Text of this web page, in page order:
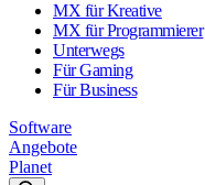
MX für Kreative
MX für Programmierer
Unterwegs
Für Gaming
Für Business
Software
Angebote
Planet